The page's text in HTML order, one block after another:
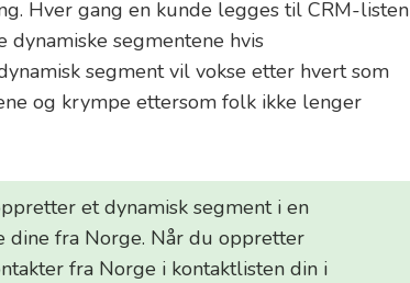
Hver gang en kunde legges til CRM-listen
segmentene hvis
segment vil vokse etter hvert som
og krympe ettersom folk ikke lenger
et dynamisk segment i en
dine fra Norge. Når du oppretter
fra Norge i kontaktlisten din i